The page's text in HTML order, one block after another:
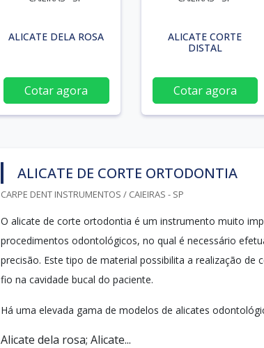
ALICATE DELA ROSA
Cotar agora
ALICATE CORTE
DISTAL
Cotar agora
ALICATE DE CORTE ORTODONTIA
CARPE DENT INSTRUMENTOS / CAIEIRAS - SP
O alicate de corte ortodontia é um instrumento muito
procedimentos odontológicos, no qual é necessário
precisão. Este tipo de material possibilita a realização de
fio na cavidade bucal do paciente.
Há uma elevada gama de modelos de alicates
Alicate dela rosa; Alicate...